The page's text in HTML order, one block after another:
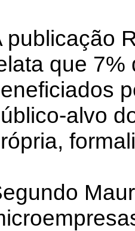
publicação
que 7%
alvo